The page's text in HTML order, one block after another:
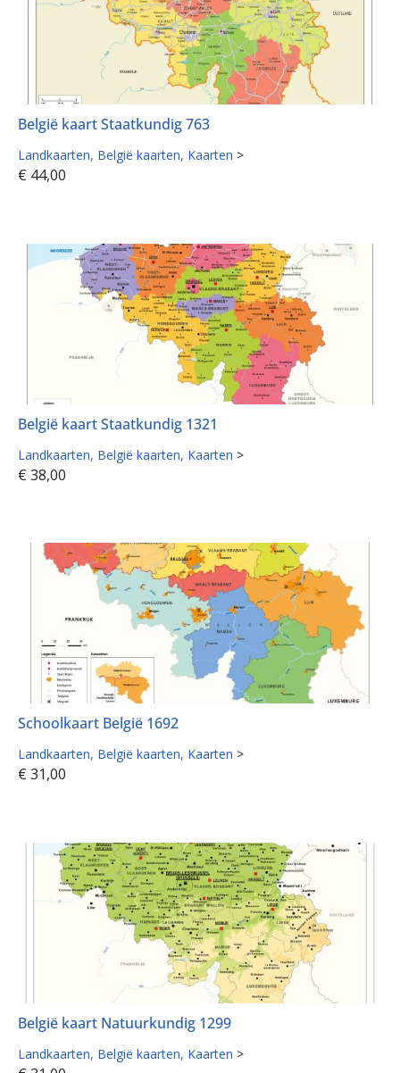
België kaart Staatkundig 763
Landkaarten België kaarten Kaarten >
€ 44,00
België kaart Staatkundig 1321
Landkaarten België kaarten Kaarten >
€ 38,00
Schoolkaart België 1692
Landkaarten België kaarten Kaarten >
€ 31,00
België kaart Natuurkundig 1299
Landkaarten België kaarten Kaarten >